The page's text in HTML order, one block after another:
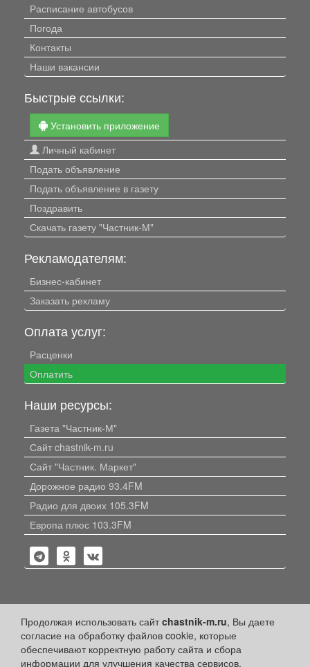
Продолжая использовать сайтchastnik-m.ru, Вы даете
согласие на обработку файлов cookie, которые
обеспечивают корректную работу сайта и сбора
информации для улучшения качества сервисов.
Расписание автобусов
Погода
Контакты
Наши вакансии
Быстрые ссылки:
Установить приложение
Личный кабинет
Подать объявление
Подать объявление в газету
Поздравить
Скачать газету "Частник-М"
Рекламодателям:
Бизнес-кабинет
Заказать рекламу
Оплата услуг:
Расценки
Оплатить
Наши ресурсы:
Газета "Частник-М"
Сайт chastnik-m.ru
Сайт "Частник. Маркет"
Дорожное радио 93.4FM
Радио для двоих 105.3FM
Европа плюс 103.3FM
Политика конфиденциальности
Публикации с пометкой «Реклама», «На правах рекламы»,
«Партнёрский проект» оплачены рекламодателем.
Редакция сайта не несет ответственности за достоверность